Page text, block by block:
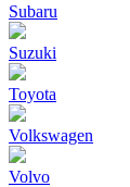
Subaru
Suzuki
Toyota
Volkswagen
Volvo